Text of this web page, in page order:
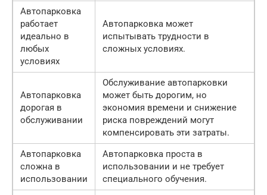
Автопарковка
работает
идеально в
любых
условиях
Автопарковка может
испытывать трудности в
сложных условиях.
Автопарковка
дорогая в
обслуживании
Обслуживание автопарковки
может быть дорогим, но
экономия времени и снижение
риска повреждений могут
компенсировать эти затраты.
Автопарковка
сложна в
использовании
Автопарковка проста в
использовании и не требует
специального обучения.